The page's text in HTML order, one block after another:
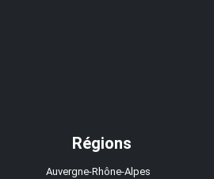
Régions
Auvergne-Rhône-Alpes